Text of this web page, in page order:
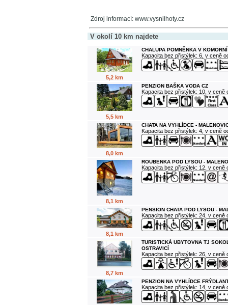
Zdroj informací: www.vysnilhoty.cz
V okolí 10 km najdete
5,2 km
CHALUPA POMNĚNKA V
Kapacita bez přistýlek: 6, v ceně
5,5 km
PENZION BAŠKA VODA CZ
Kapacita bez přistýlek: 10, v ceně
8,0 km
CHATA NA VYHLÍDCE -
Kapacita bez přistýlek: 4, v ceně
8,1 km
ROUBENKA POD LYSOU -
Kapacita bez přistýlek: 12, v ceně
8,1 km
PENSION CHATA POD LYSOU -
Kapacita bez přistýlek: 24, v ceně
8,7 km
TURISTICKÁ UBYTOVNA TJ
OSTRAVICÍ
Kapacita bez přistýlek: 26, v ceně
PENZION NA VYHLÍDCE
Kapacita bez přistýlek: 14, v ceně